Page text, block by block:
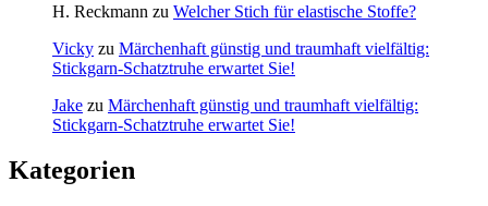
H. Reckmann zu Welcher Stich für elastische Stoffe?
Vicky zu Märchenhaft günstig und traumhaft vielfältig:
Stickgarn-Schatztruhe erwartet Sie!
Jake zu Märchenhaft günstig und traumhaft vielfältig:
Stickgarn-Schatztruhe erwartet Sie!
Kategorien